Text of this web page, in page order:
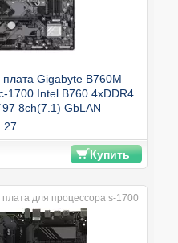
Gigabyte B760M
1700 Intel B760 4xDDR4
8ch(7.1) GbLAN
27
Купить
плата для процессора s-1700